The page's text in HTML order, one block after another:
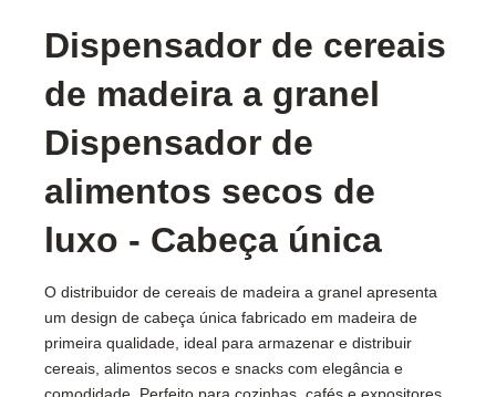
Dispensador de cereais
de madeira a granel
Dispensador de
alimentos secos de
luxo - Cabeça única
O distribuidor de cereais de madeira a granel apresenta
um design de cabeça única fabricado em madeira de
primeira qualidade, ideal para armazenar e distribuir
cereais, alimentos secos e snacks com elegância e